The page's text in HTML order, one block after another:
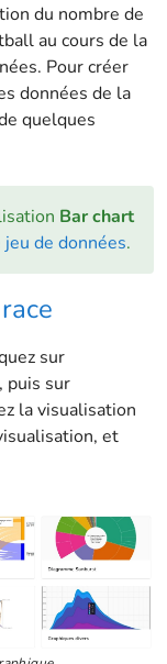
du nombre de
au cours de la
Pour créer
données de la
quelques
Bar chart
de données.
sur
puis sur
la visualisation
et